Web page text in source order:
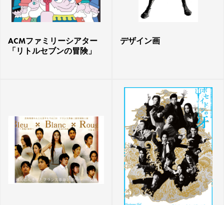
ACMファミリーシアター
「リトルセブンの冒険」
デザイン画